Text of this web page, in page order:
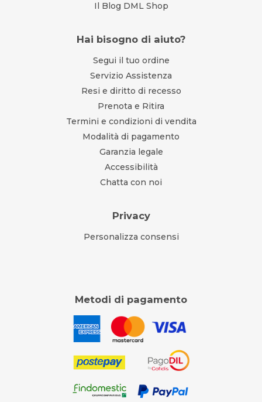
Il Blog DML Shop
Hai bisogno di aiuto?
Segui il tuo ordine
Servizio Assistenza
Resi e diritto di recesso
Prenota e Ritira
Termini e condizioni di vendita
Modalità di pagamento
Garanzia legale
Accessibilità
Chatta con noi
Privacy
Personalizza consensi
Metodi di pagamento